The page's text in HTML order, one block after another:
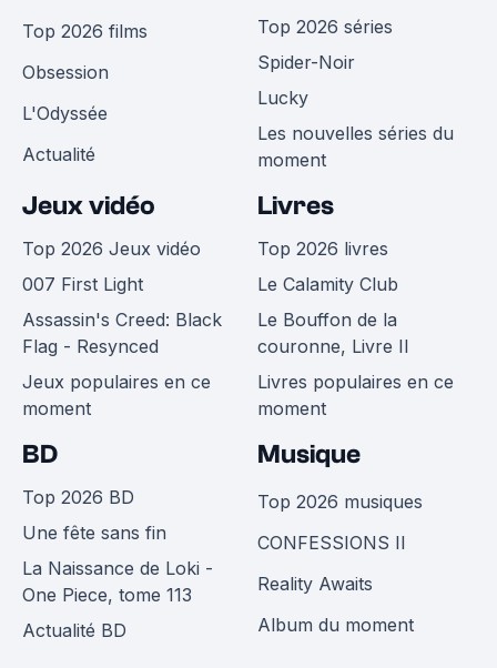
Top 2026 films
Obsession
L'Odyssée
Actualité
Top 2026 séries
Spider-Noir
Lucky
Les nouvelles séries du
moment
Jeux vidéo
Top 2026 Jeux vidéo
007 First Light
Assassin's Creed: Black
Flag - Resynced
Jeux populaires en ce
moment
Livres
Top 2026 livres
Le Calamity Club
Le Bouffon de la
couronne, Livre II
Livres populaires en ce
moment
BD
Top 2026 BD
Une fête sans fin
La Naissance de Loki -
One Piece, tome 113
Actualité BD
Musique
Top 2026 musiques
CONFESSIONS II
Reality Awaits
Album du moment